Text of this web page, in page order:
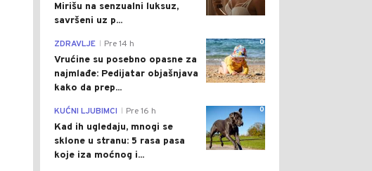
Mirišu na senzualni luksuz,
savršeni uz p...
0
ZDRAVLJE Pre 14 h
Vrućine su posebno opasne za
najmlađe: Pedijatar objašnjava
kako da prep...
0
KUĆNI LJUBIMCI Pre 16 h
Kad ih ugledaju, mnogi se
sklone u stranu: 5 rasa pasa
koje iza moćnog i...